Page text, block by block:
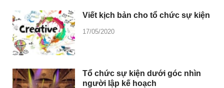
Viết kịch bản cho tổ chức sự kiện
17/05/2020
Tổ chức sự kiện dưới góc nhìn
người lập kế hoạch